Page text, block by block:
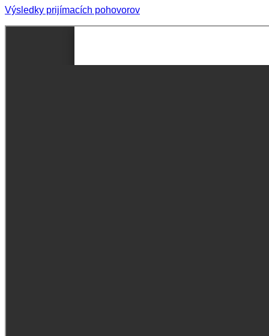
Výsledky prijímacích pohovorov